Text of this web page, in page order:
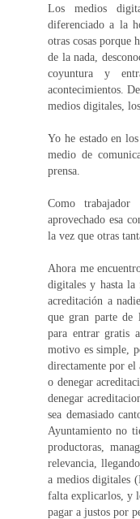
Los medios
diferenciado a la
otras cosas porque
de la nada,
coyuntura y
acontecimientos.
medios digitales,
Yo he estado en
medio de
prensa.
Como
aprovechado esa
la vez que otras
Ahora me
digitales y hasta la
acreditación a
que gran parte de
para entrar gratis
motivo es simple,
directamente por el
o denegar
denegar
sea demasiado
Ayuntamiento no
productoras,
relevancia,
a medios digitales
falta explicarlos, y
pagar a justos por